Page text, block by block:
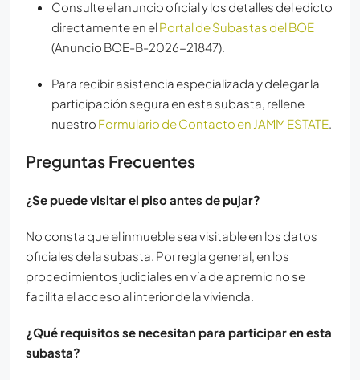
Consulte el anuncio oficial y los detalles del edicto
directamente en elPortal de Subastas del BOE
(Anuncio BOE-B-2026-21847).
Para recibir asistencia especializada y delegar la
participación segura en esta subasta, rellene
nuestro Formulario de Contacto en JAMM ESTATE.
Preguntas Frecuentes
¿Se puede visitar el piso antes de pujar?
No consta que el inmueble sea visitable en los datos
oficiales de la subasta. Por regla general, en los
procedimientos judiciales en vía de apremio no se
facilita el acceso al interior de la vivienda.
¿Qué requisitos se necesitan para participar en esta
subasta?